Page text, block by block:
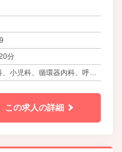
す。組合員・患者の医療への
協同を大切に考えています。
分
小児科、循環器内科、呼吸
ﾘﾊﾋﾞﾘﾃｰｼｮﾝ科、放射線科、
この求人の詳細